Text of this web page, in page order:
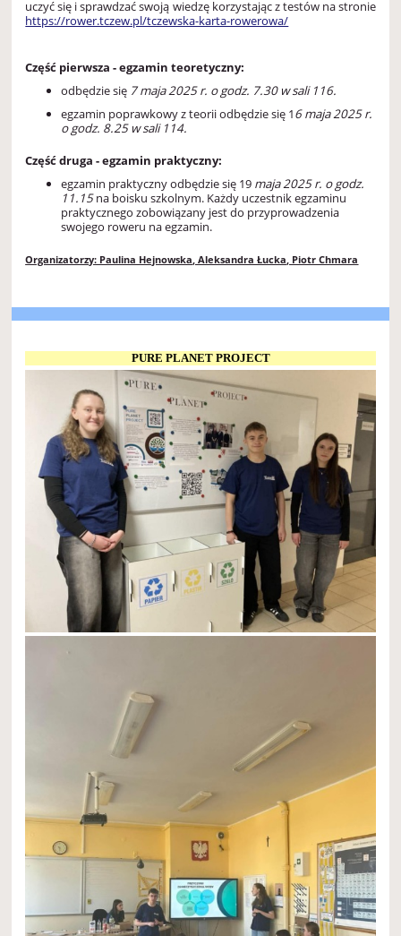
uczyć się i sprawdzać swoją wiedzę korzystając z testów na stronie
https://rower.tczew.pl/tczewska-karta-rowerowa/
Część pierwsza - egzamin teoretyczny:
odbędzie się 7 maja 2025 r. o godz. 7.30 w sali 116.
egzamin poprawkowy z teorii odbędzie się 16 maja 2025 r.
o godz. 8.25 w sali 114.
Część druga - egzamin praktyczny:
egzamin praktyczny odbędzie się 19 maja 2025 r. o godz.
11.15na boisku szkolnym. Każdy uczestnik egzaminu
praktycznego zobowiązany jest do przyprowadzenia
swojego roweru na egzamin.
Organizatorzy: Paulina Hejnowska, Aleksandra Łucka, Piotr Chmara
PURE PLANET PROJECT